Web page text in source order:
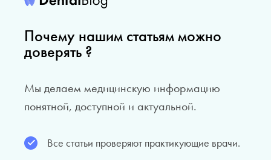
Почему нашим статьям можно
доверять ?
Мы делаем медицинскую информацию
понятной, доступной и актуальной.
Все статьи проверяют практикующие врачи.